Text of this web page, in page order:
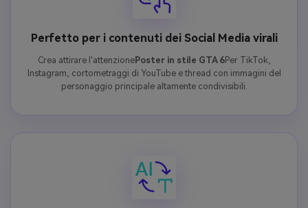
Perfetto per i contenuti dei Social Media virali
Crea attirare l'attenzionePoster in stile GTA 6Per TikTok,
Instagram, cortometraggi di YouTube e thread con immagini del
personaggio principale altamente condivisibili.